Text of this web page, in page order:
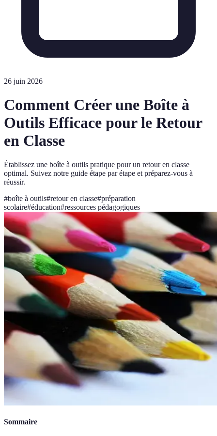
26 juin 2026
Comment Créer une Boîte à
Outils Efficace pour le Retour
en Classe
Établissez une boîte à outils pratique pour un retour en classe
optimal. Suivez notre guide étape par étape et préparez-vous à
réussir.
#boîte à outils#retour en classe#préparation
scolaire#éducation#ressources pédagogiques
Sommaire